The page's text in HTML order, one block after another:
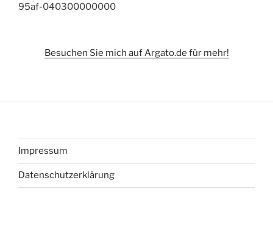
95af-040300000000
Besuchen Sie mich auf Argato.de für mehr!
Impressum
Datenschutzerklärung